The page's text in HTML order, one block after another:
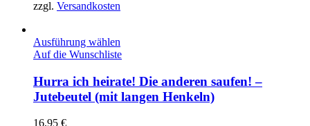
zzgl. Versandkosten
Ausführung wählen
Auf die Wunschliste
Hurra ich heirate! Die anderen saufen! –
Jutebeutel (mit langen Henkeln)
16,95 €